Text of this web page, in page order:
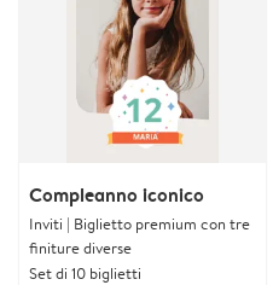
Compleanno iconico
Inviti | Biglietto premium con tre
finiture diverse
Set di 10 biglietti